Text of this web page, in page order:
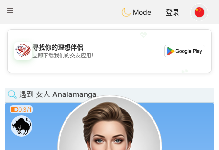
Dating
Toggle
Mode 登录
💖
寻找你的理想伴侣
立即下载我们的交友应用！
遇到 女人 Analamanga
0.3/1